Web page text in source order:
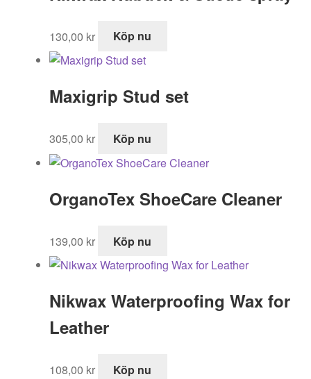
130,00 kr Köp nu
Maxigrip Stud set
305,00 kr Köp nu
OrganoTex ShoeCare Cleaner
139,00 kr Köp nu
Nikwax Waterproofing Wax for
Leather
108,00 kr Köp nu